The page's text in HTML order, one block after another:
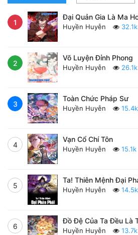
1
Đại Quản Gia Là Ma
Huyền Huyễn 32.1k
2
Võ Luyện Đỉnh Phong
Huyền Huyễn 26.1k
3
Toàn Chức Pháp Sư
Huyền Huyễn 15.4k
4
Vạn Cổ Chí Tôn
Huyền Huyễn 15.1k
5
Ta! Thiên Mệnh Đại
Huyền Huyễn 14.5k
6
Đồ Đệ Của Ta Đều Là
Huyền Huyễn 13.7k